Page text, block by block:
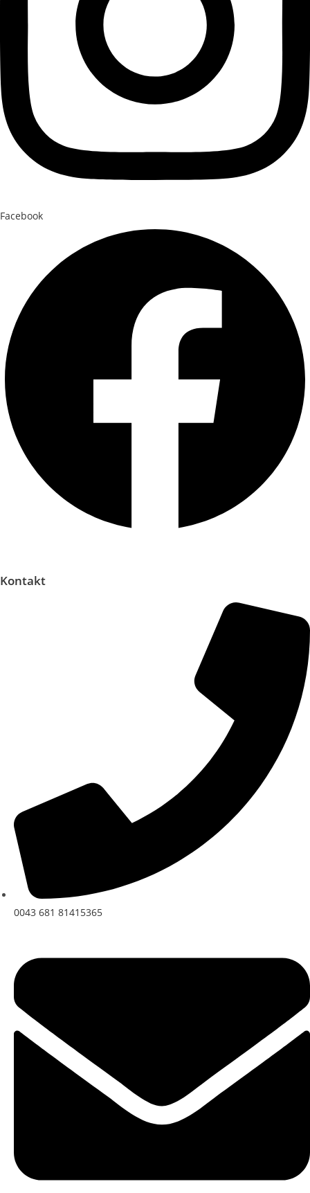
Facebook
Kontakt
0043 681 81415365